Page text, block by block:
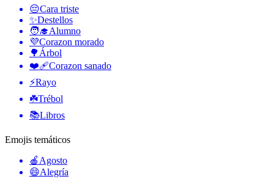
😔Cara triste
✨Destellos
🧑‍🎓Alumno
💜Corazon morado
🌳 Árbol
❤️‍🩹Corazon sanado
⚡Rayo
☘️Trébol
📚Libros
Emojis temáticos
🍎 Agosto
😄Alegría